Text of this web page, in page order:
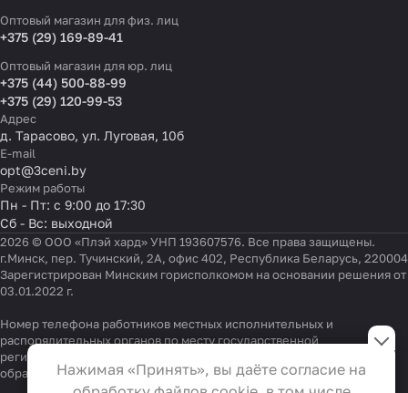
Оптовый магазин для физ. лиц
+375 (29) 169-89-41
Оптовый магазин для юр. лиц
+375 (44) 500-88-99
+375 (29) 120-99-53
Адрес
д. Тарасово, ул. Луговая, 10б
E-mail
opt@3ceni.by
Режим работы
Пн - Пт: с 9:00 до 17:30
Сб - Вс: выходной
2026 © ООО «Плэй хард» УНП 193607576. Все права защищены.
г.Минск, пер. Тучинский, 2А, офис 402, Республика Беларусь, 220004
Зарегистрирован Минским горисполкомом на основании решения от
03.01.2022 г.
Номер телефона работников местных исполнительных и
распорядительных органов по месту государственной
регистрации ООО «Плэй хард», уполномоченных рассматривать
обращения покупателей:+375 17 323-41-58,+375 17 370-30-64
Настройки файлов cookie
Функциональные
Эти файлы необходимы для
Нажимая «Принять», вы даёте согласие на